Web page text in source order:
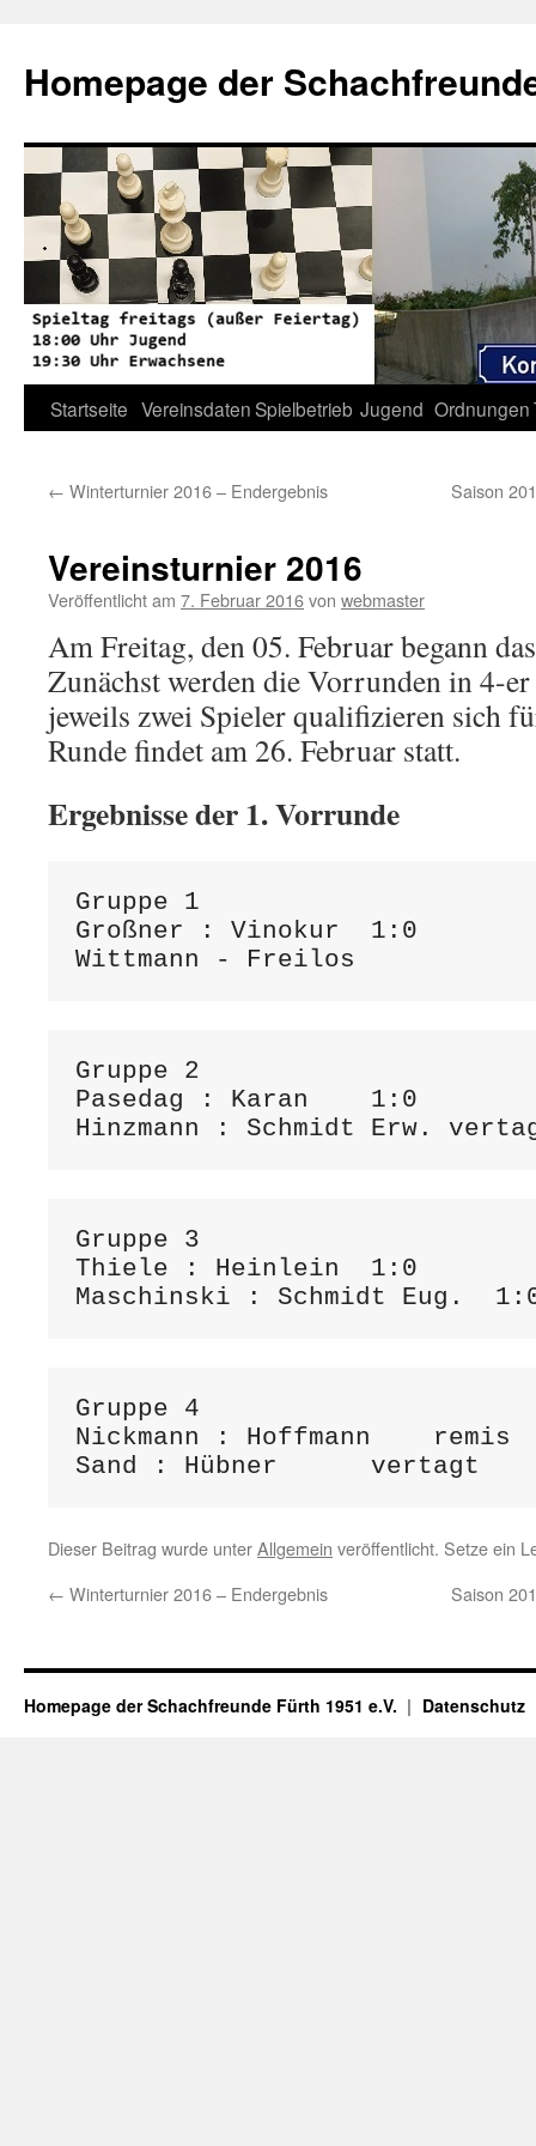
springen
Homepage der
Startseite VereinsdatenSpielbetrieb Jugend Ordnungen
← Winterturnier 2016 – Endergebnis Saison
Vereinsturnier 2016
Veröffentlicht am 7. Februar 2016von webmaster
Am Freitag, den 05. Februar begann
Zunächst werden die Vorrunden in 4-
jeweils zwei Spieler qualifizieren sich
Runde findet am 26. Februar statt.
Ergebnisse der 1. Vorrunde
Gruppe 1
Großner : Vinokur  1:0
Gruppe 2
Pasedag : Karan    1:0
Gruppe 3
Thiele : Heinlein  1:0
Gruppe 4
Nickmann : Hoffmann    remis
Dieser Beitrag wurde unterAllgemein veröffentlicht. Setze ein
← Winterturnier 2016 – Endergebnis Saison
Homepage der Schachfreunde Fürth 1951 e.V. Datenschutz